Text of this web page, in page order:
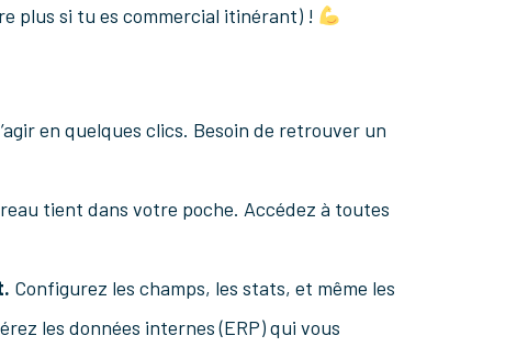
plus si tu es commercial itinérant) !
en quelques clics. Besoin de retrouver un
tient dans votre poche. Accédez à toutes
Configurez les champs, les stats, et même les
les données internes (ERP) qui vous